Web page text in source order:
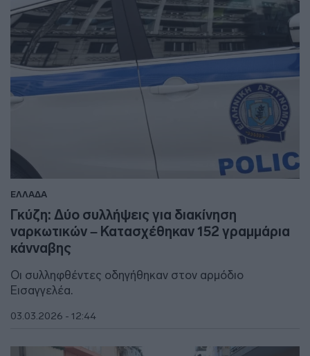
ΕΛΛΑΔΑ
Γκύζη: Δύο συλλήψεις για διακίνηση
ναρκωτικών – Κατασχέθηκαν 152 γραμμάρια
κάνναβης
Οι συλληφθέντες οδηγήθηκαν στον αρμόδιο
Εισαγγελέα.
03.03.2026 - 12:44